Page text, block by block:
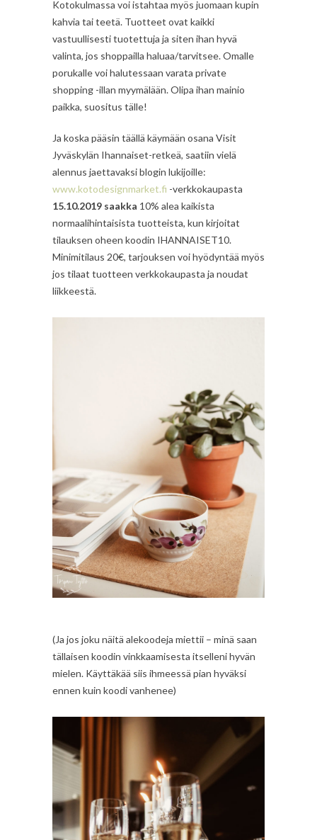
Kotokulmassa voi istahtaa myös juomaan kupin
kahvia tai teetä. Tuotteet ovat kaikki
vastuullisesti tuotettuja ja siten ihan hyvä
valinta, jos shoppailla haluaa/tarvitsee. Omalle
porukalle voi halutessaan varata private
shopping -illan myymälään. Olipa ihan mainio
paikka, suositus tälle!
Ja koska pääsin täällä käymään osana Visit
Jyväskylän Ihannaiset-retkeä, saatiin vielä
alennus jaettavaksi blogin lukijoille:
www.kotodesignmarket.fi -verkkokaupasta
15.10.2019 saakka 10% alea kaikista
normaalihintaisista tuotteista, kun kirjoitat
tilauksen oheen koodin IHANNAISET10.
Minimitilaus 20€, tarjouksen voi hyödyntää myös
jos tilaat tuotteen verkkokaupasta ja noudat
liikkeestä.
(Ja jos joku näitä alekoodeja miettii – minä saan
tällaisen koodin vinkkaamisesta itselleni hyvän
mielen. Käyttäkää siis ihmeessä pian hyväksi
ennen kuin koodi vanhenee)